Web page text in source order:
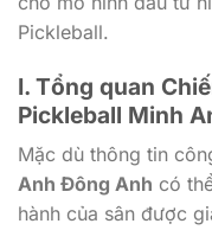
Pickleball.
I. Tổng quan
Pickleball Minh
Mặc dù thông tin
Anh Đông Anh có
hành của sân được